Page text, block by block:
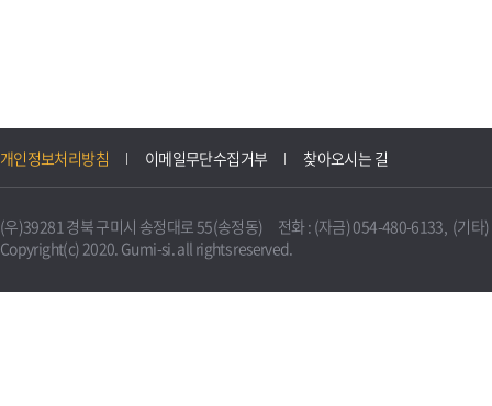
개인정보처리방침 이메일무단수집거부 찾아오시는 길
(우)39281 경북 구미시 송정대로 55(송정동) 전화 : (자금) 054-480-6133, (기타
Copyright(c) 2020. Gumi-si. all rights reserved.